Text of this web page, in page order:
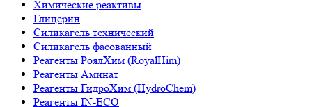
Химические реактивы
Глицерин
Силикагель технический
Силикагель фасованный
Реагенты РоялХим (RoyalHim)
Реагенты Аминат
Реагенты ГидроХим (HydroChem)
Реагенты IN-ECO